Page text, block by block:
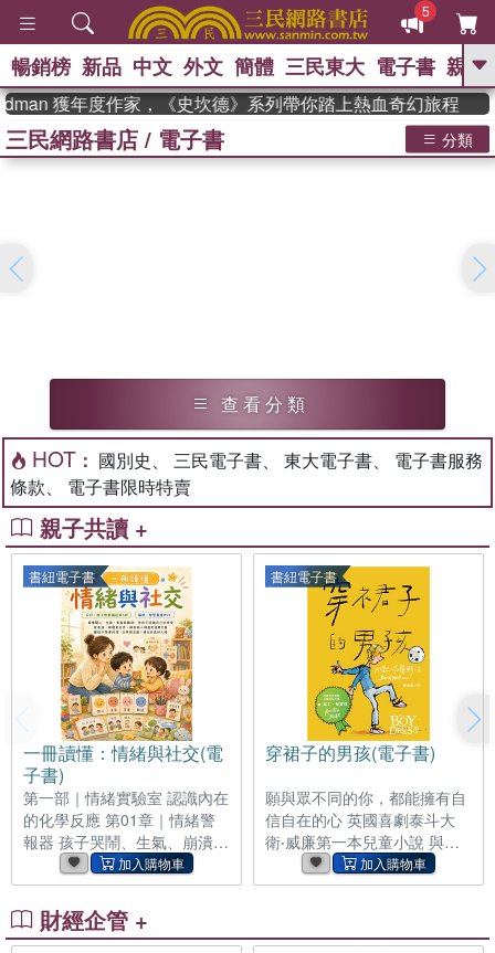
5
GO
熱搜： The Odyssey 、
父親節 、 如果歷史是一群喵 、 暑期
暢銷榜 新品 中文 外文 簡體 三民東大 電子書 親子
獲年度作家，《史坎德》系列帶你踏上熱血奇幻旅程
三民網路書店 / 電子書 分類
查 看 分 類
HOT ： 國別史、 三民電子書、 東大電子書、
電子書服務
條款、 電子書限時特賣
親子共讀 +
書紐電子書
一冊讀懂：情緒與社交(電
子書)
第一部｜情緒實驗室 認識內在
的化學反應 第01章｜情緒警
報器 孩子哭鬧、生氣、崩潰，
不代表他故意失控，而是大腦
的警報器正在響起。本章協助
你認識杏仁核與理性腦的運作
方式，理解為什麼壓抑情緒只
書紐電子書
穿裙子的男孩(電子書)
願與眾不同的你，都能擁有自
信自在的心 英國喜劇泰斗大
衛‧威廉第一本兒童小說 與榮
獲兒童桂冠大獎、國寶級插畫
家昆丁‧布雷克強強聯手 平凡
財經企管 +